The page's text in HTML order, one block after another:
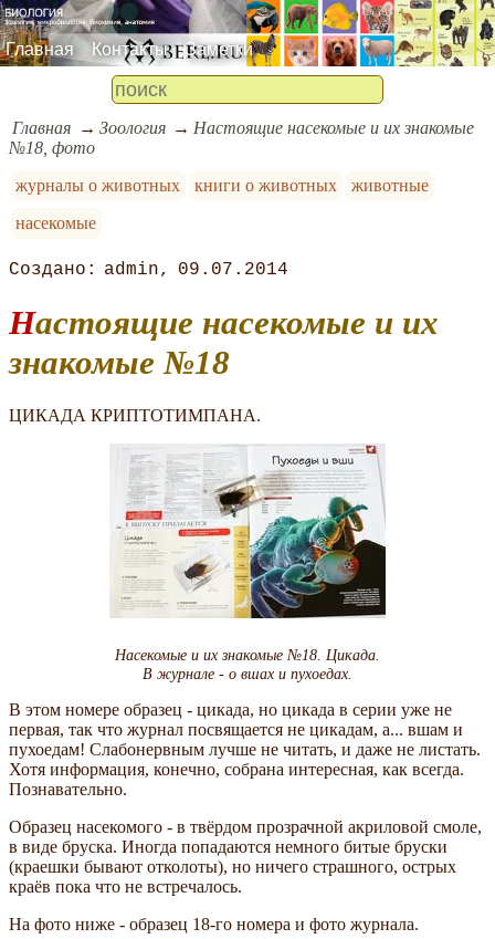
Главная Контакты Заметки
Главная Зоология
Настоящие насекомые и их знакомые
№18, фото
журналы о животных
книги о животных
животные
насекомые
admin 09.07.2014
Настоящие насекомые и их
знакомые №18
ЦИКАДА КРИПТОТИМПАНА.
Насекомые и их знакомые №18. Цикада.
В журнале - о вшах и пухоедах.
В этом номере образец - цикада, но цикада в серии уже не
первая, так что журнал посвящается не цикадам, а... вшам и
пухоедам! Слабонервным лучше не читать, и даже не листать.
Хотя информация, конечно, собрана интересная, как всегда.
Познавательно.
Образец насекомого - в твёрдом прозрачной акриловой смоле,
в виде бруска. Иногда попадаются немного битые бруски
(краешки бывают отколоты), но ничего страшного, острых
краёв пока что не встречалось.
На фото ниже - образец 18-го номера и фото журнала.